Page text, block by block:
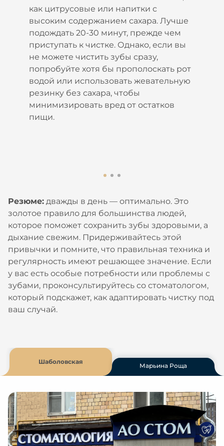
как цитрусовые или напитки с
высоким содержанием сахара. Лучше
подождать 20-30 минут, прежде чем
приступать к чистке. Однако, если вы
не можете чистить зубы сразу,
попробуйте хотя бы прополоскать рот
водой или использовать жевательную
резинку без сахара, чтобы
минимизировать вред от остатков
пищи.
Резюме: дважды в день — оптимально. Это
золотое правило для большинства людей,
которое поможет сохранить зубы здоровыми, а
дыхание свежим. Придерживайтесь этой
привычки и помните, что правильная техника и
регулярность имеют решающее значение. Если
у вас есть особые потребности или проблемы с
зубами, проконсультируйтесь со стоматологом,
который подскажет, как адаптировать чистку под
ваш случай.
Шаболовская
Марьина Роща